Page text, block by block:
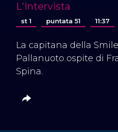
L'Intervista
st 1 puntata 51 11:37
La capitana della
Pallanuoto ospite di
Spina.